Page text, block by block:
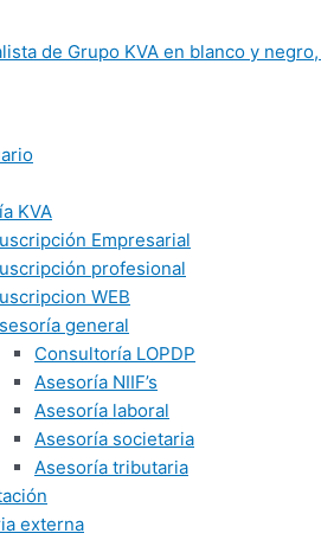
KVA
Empresarial
profesional
WEB
general
Consultoría LOPDP
Asesoría NIIF’s
Asesoría laboral
Asesoría societaria
Asesoría tributaria
externa